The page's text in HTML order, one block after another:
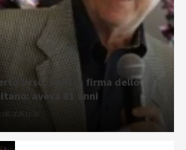
Urso, storica firma dello
aveva 81 anni
08/2026 11:36